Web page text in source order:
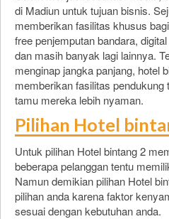
di Madiun untuk tujuan bisnis.
memberikan fasilitas khusus
free penjemputan bandara,
dan masih banyak lagi lainnya.
menginap jangka panjang, hotel
memberikan fasilitas
tamu mereka lebih nyaman.
Pilihan Hotel
Untuk pilihan Hotel bintang 2
beberapa pelanggan tentu
Namun demikian pilihan Hotel
pilihan anda karena faktor
sesuai dengan kebutuhan anda.